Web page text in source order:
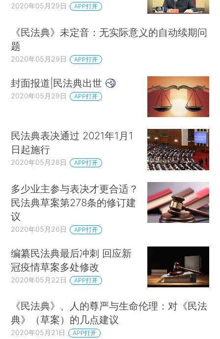
2020年05月29日 APP打开
《民法典》未定音：无实际意义的自动续期问
题
2020年05月29日 APP打开
封面报道|民法典出世
2020年05月29日 APP打开
民法典表决通过 2021年1月1
日起施行
2020年05月28日 APP打开
多少业主参与表决才更合适？
民法典草案第278条的修订建
议
2020年05月26日 APP打开
编纂民法典最后冲刺 回应新
冠疫情草案多处修改
2020年05月22日 APP打开
《民法典》、人的尊严与生命伦理：对《民法
典》（草案）的几点建议
2020年05月21日 APP打开